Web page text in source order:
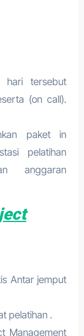
hari tersebut
(on call).
paket in
pelatihan
anggaran
Antar jemput
pelatihan .
Management